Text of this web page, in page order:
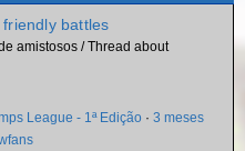
battles
amistosos / Thread about
League - 1ª Edição · 3 meses